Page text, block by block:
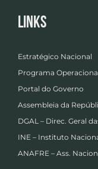
Links
Estratégico Nacional
Programa
Portal do Governo
Assembleia da
DGAL – Direc. Geral
INE – Instituto
ANAFRE – Ass.